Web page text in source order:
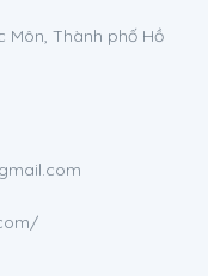
Môn, Thành phố Hồ